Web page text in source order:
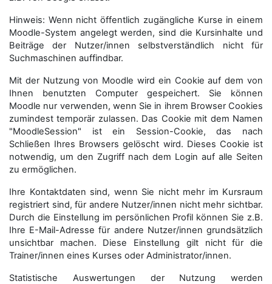
Hinweis: Wenn nicht öffentlich zugängliche Kurse in einem
Moodle-System angelegt werden, sind die Kursinhalte und
Beiträge der Nutzer/innen selbstverständlich nicht für
Suchmaschi­nen auffindbar.
Mit der Nutzung von Moodle wird ein Cookie auf dem von
Ihnen benutzten Computer gespeichert. Sie können
Moodle nur verwenden, wenn Sie in ihrem Browser Cookies
zumindest temporär zulassen. Das Cookie mit dem Namen
"MoodleSession" ist ein Session-Cookie, das nach
Schließen Ihres Browsers gelöscht wird. Dieses Cookie ist
notwendig, um den Zugriff nach dem Login auf alle Seiten
zu ermöglichen.
Ihre Kontaktdaten sind, wenn Sie nicht mehr im Kursraum
registriert sind, für andere Nutzer/innen nicht mehr sichtbar.
Durch die Einstellung im persönlichen Profil können Sie z.B.
Ihre E-Mail-Adresse für andere Nutzer/innen grundsätzlich
unsichtbar machen. Diese Einstellung gilt nicht für die
Trainer/innen eines Kurses oder Administrator/innen.
Statistische Auswertungen der Nutzung werden